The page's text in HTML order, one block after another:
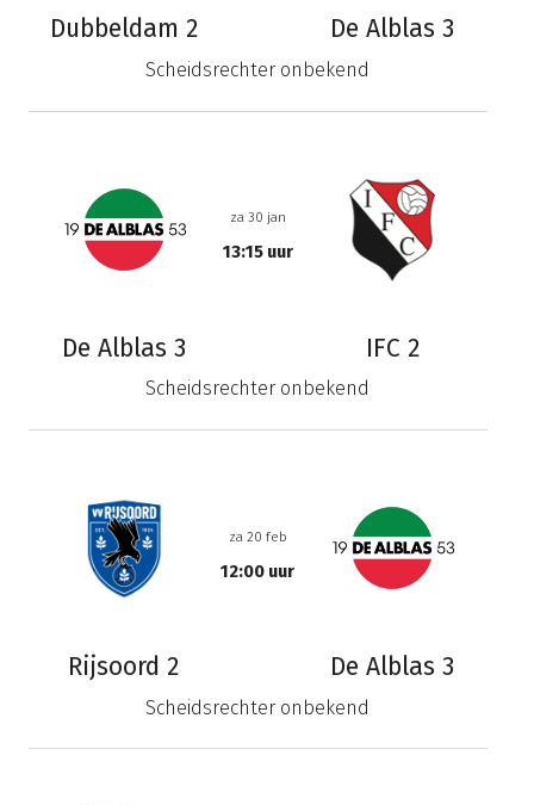
Dubbeldam 2 De Alblas 3
Scheidsrechter onbekend
De Alblas 3
za 30 jan
13:15 uur
IFC 2
Scheidsrechter onbekend
Rijsoord 2
za 20 feb
12:00 uur
De Alblas 3
Scheidsrechter onbekend